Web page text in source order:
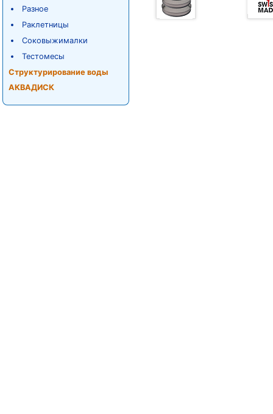
Разное
Раклетницы
Соковыжималки
Тестомесы
Структурирование воды
АКВАДИСК